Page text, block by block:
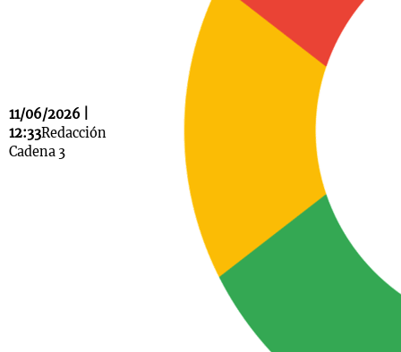
11/06/2026 |
12:33Redacción
Cadena 3
Mundial 2026
Notas
La Sole en
Cadena 3